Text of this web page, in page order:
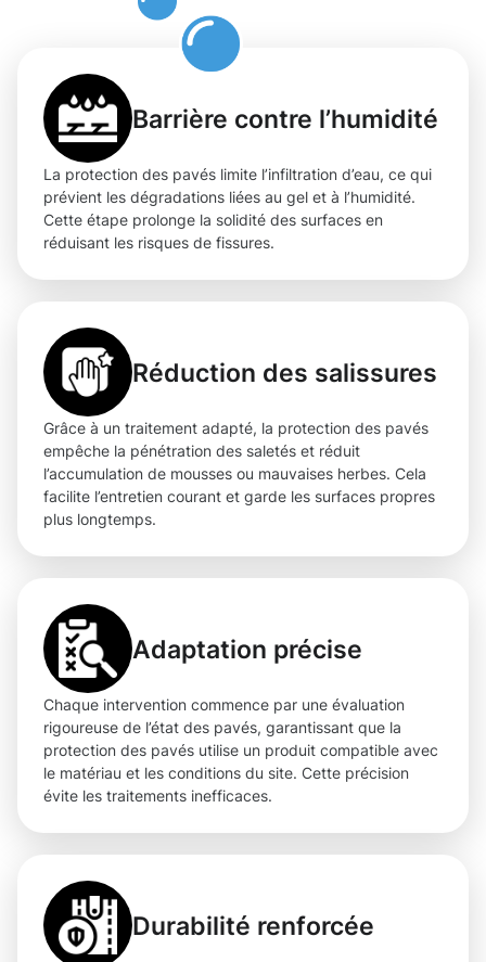
Barrière contre l’humidité
La protection des pavés limite l’infiltration d’eau, ce qui
prévient les dégradations liées au gel et à l’humidité.
Cette étape prolonge la solidité des surfaces en
réduisant les risques de fissures.
Réduction des salissures
Grâce à un traitement adapté, la protection des pavés
empêche la pénétration des saletés et réduit
l’accumulation de mousses ou mauvaises herbes. Cela
facilite l’entretien courant et garde les surfaces propres
plus longtemps.
Adaptation précise
Chaque intervention commence par une évaluation
rigoureuse de l’état des pavés, garantissant que la
protection des pavés utilise un produit compatible avec
le matériau et les conditions du site. Cette précision
évite les traitements inefficaces.
Durabilité renforcée